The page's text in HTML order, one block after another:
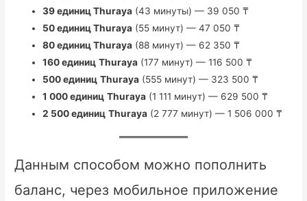
39 единиц Thuraya (43 минуты) — 39 050 ₸
50 единиц Thuraya (55 минут) — 47 050 ₸
80 единиц Thuraya (88 минут) — 62 350 ₸
160 единиц Thuraya (177 минут) — 116 500 ₸
500 единиц Thuraya (555 минут) — 323 500 ₸
1 000 единиц Thuraya (1 111 минут) — 629 500 ₸
2 500 единиц Thuraya (2 777 минут) — 1 506 000 ₸
Данным способом можно пополнить
баланс, через мобильное приложение